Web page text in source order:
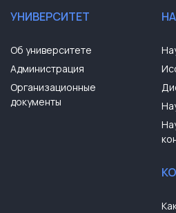
УНИВЕРСИТЕТ
Об университете
Администрация
Организационные
документы